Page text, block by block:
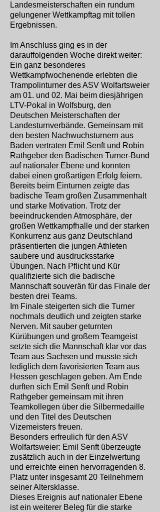
Landesmeisterschaften ein rundum
gelungener Wettkampftag mit tollen
Ergebnissen.
Im Anschluss ging es in der
darauffolgenden Woche direkt weiter:
Ein ganz besonderes
Wettkampfwochenende erlebten die
Trampolinturner des ASV Wolfartsweier
am 01. und 02. Mai beim diesjährigen
LTV-Pokal in Wolfsburg, den
Deutschen Meisterschaften der
Landesturnverbände. Gemeinsam mit
den besten Nachwuchsturnern aus
Baden vertraten Emil Senft und Robin
Rathgeber den Badischen Turner-Bund
auf nationaler Ebene und konnten
dabei einen großartigen Erfolg feiern.
Bereits beim Einturnen zeigte das
badische Team großen Zusammenhalt
und starke Motivation. Trotz der
beeindruckenden Atmosphäre, der
großen Wettkampfhalle und der starken
Konkurrenz aus ganz Deutschland
präsentierten die jungen Athleten
saubere und ausdrucksstarke
Übungen. Nach Pflicht und Kür
qualifizierte sich die badische
Mannschaft souverän für das Finale der
besten drei Teams.
Im Finale steigerten sich die Turner
nochmals deutlich und zeigten starke
Nerven. Mit sauber geturnten
Kürübungen und großem Teamgeist
setzte sich die Mannschaft klar vor das
Team aus Sachsen und musste sich
lediglich dem favorisierten Team aus
Hessen geschlagen geben. Am Ende
durften sich Emil Senft und Robin
Rathgeber gemeinsam mit ihren
Teamkollegen über die Silbermedaille
und den Titel des Deutschen
Vizemeisters freuen.
Besonders erfreulich für den ASV
Wolfartsweier: Emil Senft überzeugte
zusätzlich auch in der Einzelwertung
und erreichte einen hervorragenden 8.
Platz unter insgesamt 20 Teilnehmern
seiner Altersklasse.
Dieses Ereignis auf nationaler Ebene
ist ein weiterer Beleg für die starke